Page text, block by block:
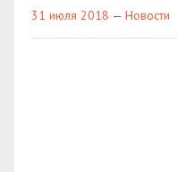
31 июля 2018 — Новости